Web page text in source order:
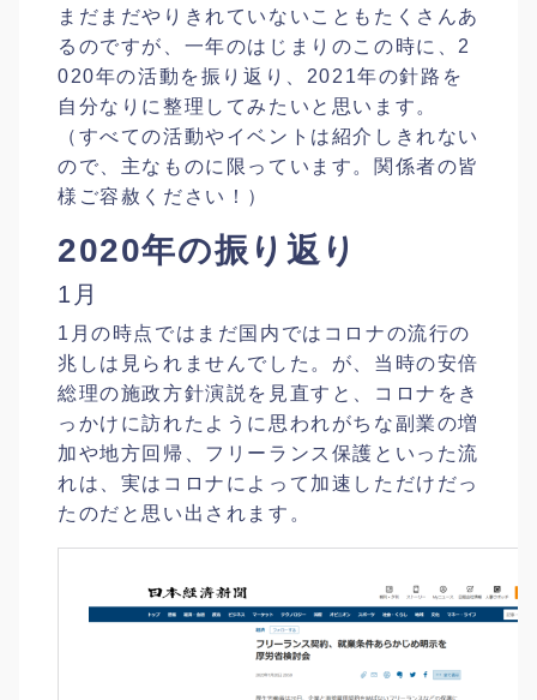
まだまだやりきれていないこともたくさんあ
るのですが、一年のはじまりのこの時に、2
020年の活動を振り返り、2021年の針路を
自分なりに整理してみたいと思います。
（すべての活動やイベントは紹介しきれない
ので、主なものに限っています。関係者の皆
様ご容赦ください！）
2020年の振り返り
1月
1月の時点ではまだ国内ではコロナの流行の
兆しは見られませんでした。が、当時の安倍
総理の施政方針演説を見直すと、コロナをき
っかけに訪れたように思われがちな副業の増
加や地方回帰、フリーランス保護といった流
れは、実はコロナによって加速しただけだっ
たのだと思い出されます。